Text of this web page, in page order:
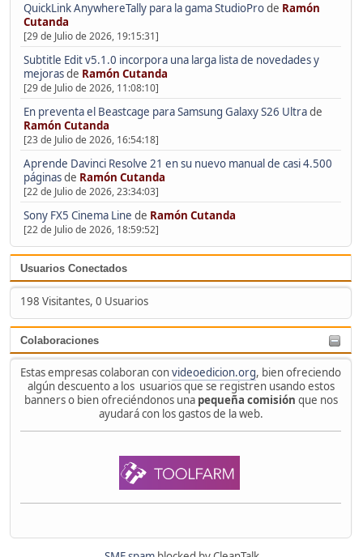
QuickLink AnywhereTally para la gama StudioProde Ramón
Cutanda
[29 de Julio de 2026, 19:15:31]
Subtitle Edit v5.1.0 incorpora una larga lista de novedades y
mejorasde Ramón Cutanda
[29 de Julio de 2026, 11:08:10]
En preventa el Beastcage para Samsung Galaxy S26 Ultrade
Ramón Cutanda
[23 de Julio de 2026, 16:54:18]
Aprende Davinci Resolve 21 en su nuevo manual de casi 4.500
páginasde Ramón Cutanda
[22 de Julio de 2026, 23:34:03]
Sony FX5 Cinema Line de Ramón Cutanda
[22 de Julio de 2026, 18:59:52]
Usuarios Conectados
198 Visitantes, 0 Usuarios
Colaboraciones
Estas empresas colaboran convideoedicion.org, bien ofreciendo
algún descuento a los usuarios que se registren usando estos
banners o bien ofreciéndonos una pequeña comisión que nos
ayudará con los gastos de la web.